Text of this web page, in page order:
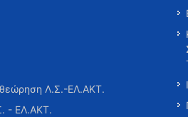
Λ.Σ.-ΕΛ.ΑΚΤ.
- ΕΛ.ΑΚΤ.